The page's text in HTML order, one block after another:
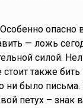
опасно
— ложь
силой.
также бить
ни было
петух – знак